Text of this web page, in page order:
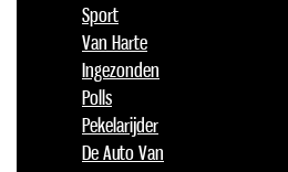
Sport
Van Harte
Ingezonden
Polls
Pekelarijder
De Auto Van